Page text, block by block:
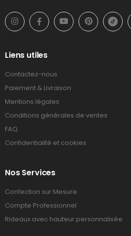
Liens utiles
Contactez-nous
Paiement & Livraison
Mentions légales
Conditions générales de ventes
FAQ
Confidentialité et cookies
Nos Services
Confection sur Mesure
Compte Professionnel
Rideaux avec hauteur personnalisée